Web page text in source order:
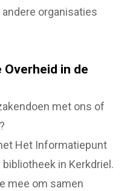
organisaties
in de
met ons of
Het Informatiepunt
bibliotheek in Kerkdriel.
mee om samen